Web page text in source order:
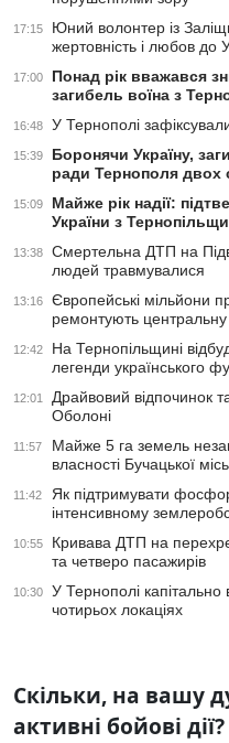
17:15
Юний волонтер із
жертовність і любов до
17:00
Понад рік вважався
загибель воїна з
16:48 У Тернополі
15:39
Боронячи Україну,
ради Тернополя двох
15:09
Майже рік надії:
України з
13:38
Смертельна ДТП на
людей травмувалися
13:16
Європейські мільйони
ремонтують
12:42
На Тернопільщині
легенди українського
12:01
Драйвовий відпочинок
Оболоні
11:57
Майже 5 га земель
власності Бучацької
11:42
Як підтримувати
інтенсивному
10:55
Кривава ДТП на
та четверо пасажирів
10:30
У Тернополі
чотирьох локаціях
Скільки, на вашу
активні бойові дії?